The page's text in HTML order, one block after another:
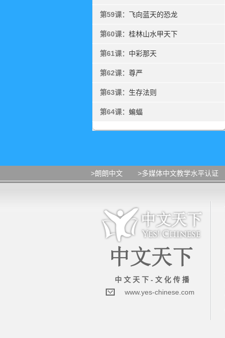
第59课： 飞向蓝天的恐龙
第60课： 桂林山水甲天下
第61课： 中彩那天
第62课： 尊严
第63课： 生存法则
第64课： 蝙蝠
>朗朗中文 >多媒体中文教学水平认证
中 文 天 下 - 文 化 传 播
www.yes-chinese.com